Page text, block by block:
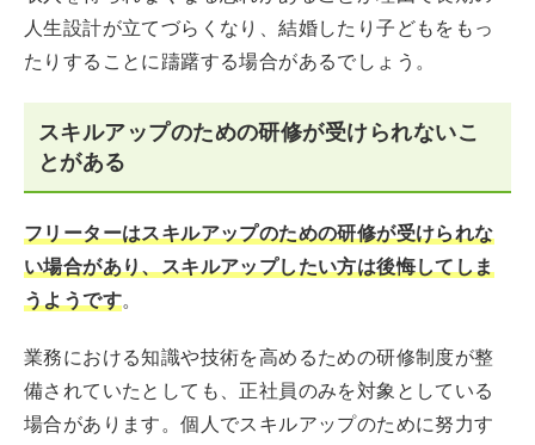
人生設計が立てづらくなり、結婚したり子どもをもっ
たりすることに躊躇する場合があるでしょう。
スキルアップのための研修が受けられないこ
とがある
フリーターはスキルアップのための研修が受けられな
い場合があり、スキルアップしたい方は後悔してしま
うようです。
業務における知識や技術を高めるための研修制度が整
備されていたとしても、正社員のみを対象としている
場合があります。個人でスキルアップのために努力す